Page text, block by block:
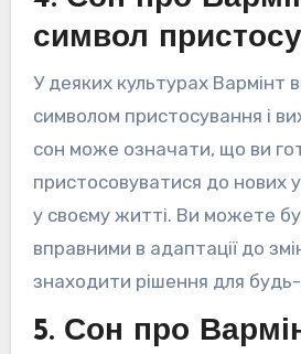
символ
У деяких культурах Вармінт
символом пристосування і
сон може означати, що ви
пристосовуватися до нових
у своєму житті. Ви можете
вправними в адаптації до
знаходити рішення для
5. Сон про